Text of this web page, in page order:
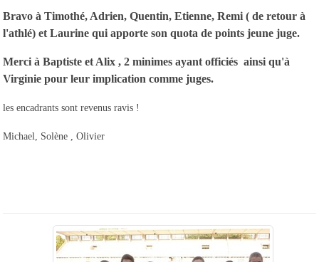
Bravo à Timothé, Adrien, Quentin, Etienne, Remi ( de retour à
l'athlé) et Laurine qui apporte son quota de points jeune juge.
Merci à Baptiste et Alix , 2 minimes ayant officiés ainsi qu'à
Virginie pour leur implication comme juges.
les encadrants sont revenus ravis !
Michael, Solène , Olivier